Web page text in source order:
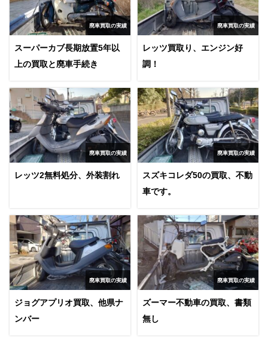
廃車買取の実績
スーパーカブ長期放置5年以
上の買取と廃車手続き
廃車買取の実績
レッツ買取り、エンジン好
調！
廃車買取の実績
レッツ2無料処分、外装割れ
廃車買取の実績
スズキコレダ50の買取、不動
車です。
廃車買取の実績
ジョグアプリオ買取、他県ナ
ンバー
廃車買取の実績
ズーマー不動車の買取、書類
無し